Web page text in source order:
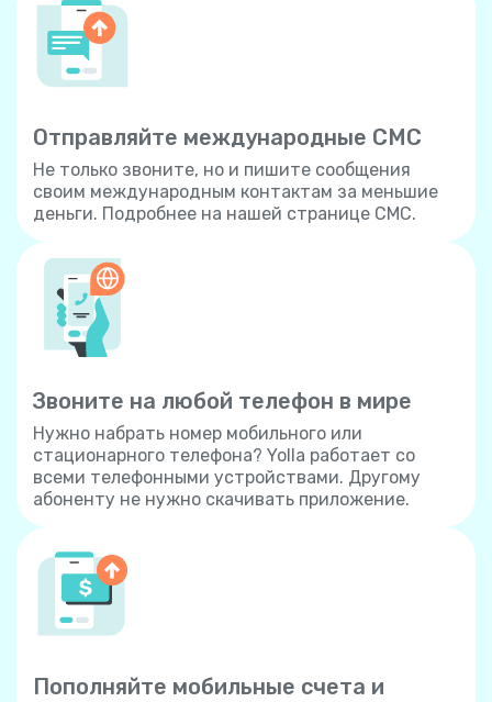
Отправляйте международные СМС
Не только звоните, но и пишите сообщения
своим международным контактам за меньшие
деньги. Подробнее на нашей странице СМС.
Звоните на любой телефон в мире
Нужно набрать номер мобильного или
стационарного телефона? Yolla работает со
всеми телефонными устройствами. Другому
абоненту не нужно скачивать приложение.
Пополняйте мобильные счета и